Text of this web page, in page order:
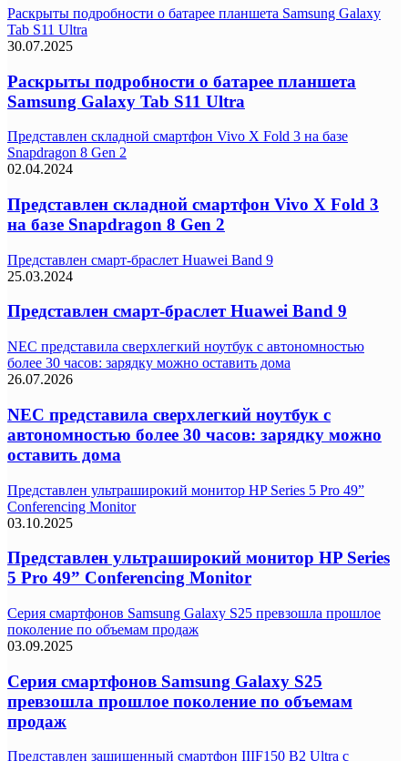
Раскрыты подробности о батарее планшета Samsung Galaxy
Tab S11 Ultra
30.07.2025
Раскрыты подробности о батарее планшета
Samsung Galaxy Tab S11 Ultra
Представлен складной смартфон Vivo X Fold 3 на базе
Snapdragon 8 Gen 2
02.04.2024
Представлен складной смартфон Vivo X Fold 3
на базе Snapdragon 8 Gen 2
Представлен смарт-браслет Huawei Band 9
25.03.2024
Представлен смарт-браслет Huawei Band 9
NEC представила сверхлегкий ноутбук с автономностью
более 30 часов: зарядку можно оставить дома
26.07.2026
NEC представила сверхлегкий ноутбук с
автономностью более 30 часов: зарядку можно
оставить дома
Представлен ультраширокий монитор HP Series 5 Pro 49”
Conferencing Monitor
03.10.2025
Представлен ультраширокий монитор HP Series
5 Pro 49” Conferencing Monitor
Серия смартфонов Samsung Galaxy S25 превзошла прошлое
поколение по объемам продаж
03.09.2025
Серия смартфонов Samsung Galaxy S25
превзошла прошлое поколение по объемам
продаж
Представлен защищенный смартфон IIIF150 B2 Ultra с